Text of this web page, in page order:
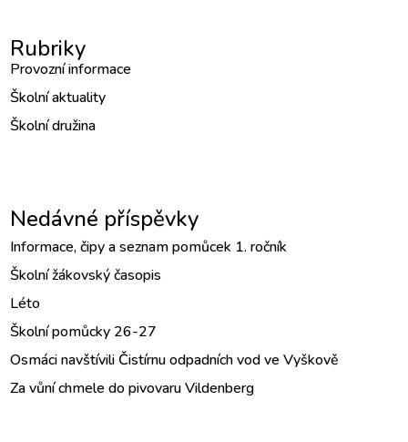
Rubriky
Provozní informace
Školní aktuality
Školní družina
Nedávné příspěvky
Informace, čipy a seznam pomůcek 1. ročník
Školní žákovský časopis
Léto
Školní pomůcky 26-27
Osmáci navštívili Čistírnu odpadních vod ve Vyškově
Za vůní chmele do pivovaru Vildenberg